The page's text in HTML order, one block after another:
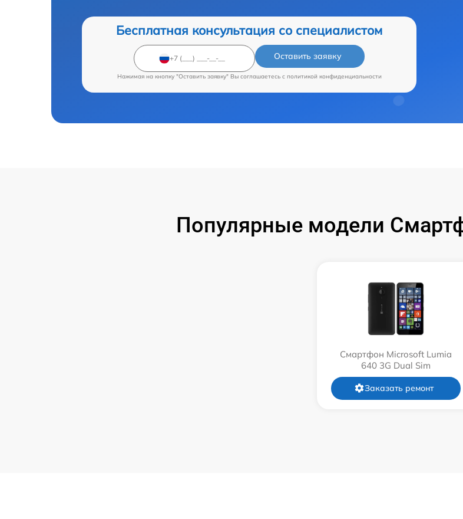
Бесплатная консультация со специалистом
Оставить заявку
Нажимая на кнопку "Оставить заявку" Вы соглашаетесь c политикой конфиденциальности
Популярные модели
Смартфон Microsoft Lumia
640 3G Dual Sim
Заказать ремонт